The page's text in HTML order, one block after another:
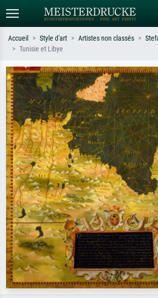
Recherchez par artiste, titre ou style –
ex. Monet, Nuit étoilée,
impressionnisme, vague de Hokusai,
nu.
Décrivez la
abstrait
tableau
Accueil Style d'art Artistes non classés
Tunisie et Libye